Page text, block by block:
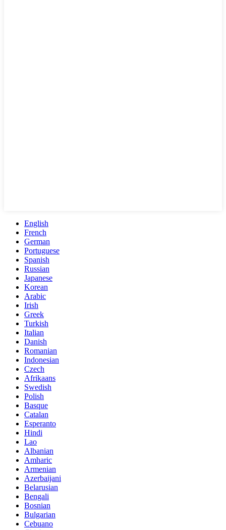
English
French
German
Portuguese
Spanish
Russian
Japanese
Korean
Arabic
Irish
Greek
Turkish
Italian
Danish
Romanian
Indonesian
Czech
Afrikaans
Swedish
Polish
Basque
Catalan
Esperanto
Hindi
Lao
Albanian
Amharic
Armenian
Azerbaijani
Belarusian
Bengali
Bosnian
Bulgarian
Cebuano